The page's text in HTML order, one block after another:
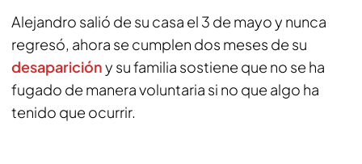
Alejandro salió de su casa el 3 de mayo y nunca
regresó, ahora se cumplen dos meses de su
desaparicióny su familia sostiene que no se ha
fugado de manera voluntaria si no que algo ha
tenido que ocurrir.